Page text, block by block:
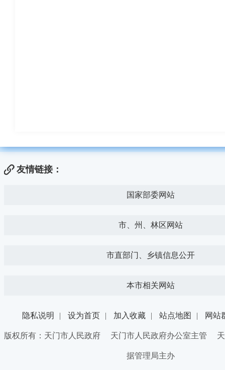
友情链接：
国家部委网站
市、州、林区网站
市直部门、乡镇信息公开
本市相关网站
隐私说明 | 设为首页 | 加入收藏 | 站点地图 | 网站
版权所有：天门市人民政府 天门市人民政府办公室主管 天
据管理局主办